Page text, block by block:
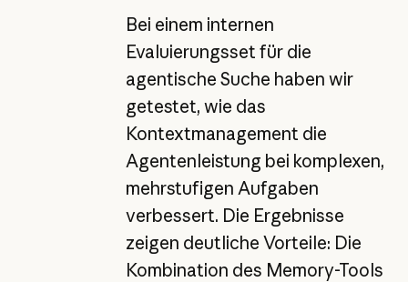
Bei einem internen
Evaluierungsset für die
agentische Suche haben wir
getestet, wie das
Kontextmanagement die
Agentenleistung bei komplexen,
mehrstufigen Aufgaben
verbessert. Die Ergebnisse
zeigen deutliche Vorteile: Die
Kombination des Memory-Tools